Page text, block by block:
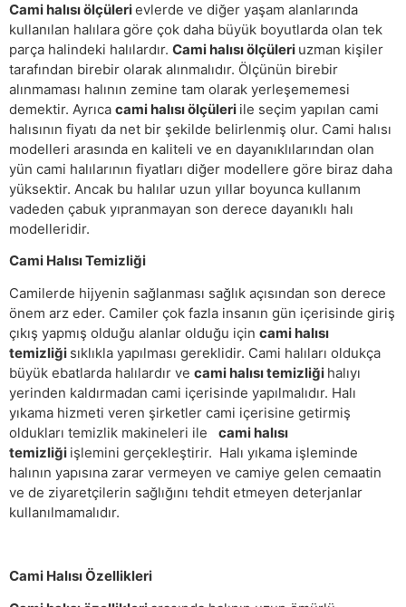
Cami halısı ölçülerievlerde ve diğer yaşam alanlarında
kullanılan halılara göre çok daha büyük boyutlarda olan tek
parça halindeki halılardır. Cami halısı ölçüleri uzman kişiler
tarafından birebir olarak alınmalıdır. Ölçünün birebir
alınmaması halının zemine tam olarak yerleşememesi
demektir. Ayrıca cami halısı ölçüleri ile seçim yapılan cami
halısının fiyatı da net bir şekilde belirlenmiş olur. Cami halısı
modelleri arasında en kaliteli ve en dayanıklılarından olan
yün cami halılarının fiyatları diğer modellere göre biraz daha
yüksektir. Ancak bu halılar uzun yıllar boyunca kullanım
vadeden çabuk yıpranmayan son derece dayanıklı halı
modelleridir.
Cami Halısı Temizliği
Camilerde hijyenin sağlanması sağlık açısından son derece
önem arz eder. Camiler çok fazla insanın gün içerisinde giriş
çıkış yapmış olduğu alanlar olduğu için cami halısı
temizliği sıklıkla yapılması gereklidir. Cami halıları oldukça
büyük ebatlarda halılardır ve cami halısı temizliği halıyı
yerinden kaldırmadan cami içerisinde yapılmalıdır. Halı
yıkama hizmeti veren şirketler cami içerisine getirmiş
oldukları temizlik makineleri ile cami halısı
temizliği işlemini gerçekleştirir. Halı yıkama işleminde
halının yapısına zarar vermeyen ve camiye gelen cemaatin
ve de ziyaretçilerin sağlığını tehdit etmeyen deterjanlar
kullanılmamalıdır.
Cami Halısı Özellikleri